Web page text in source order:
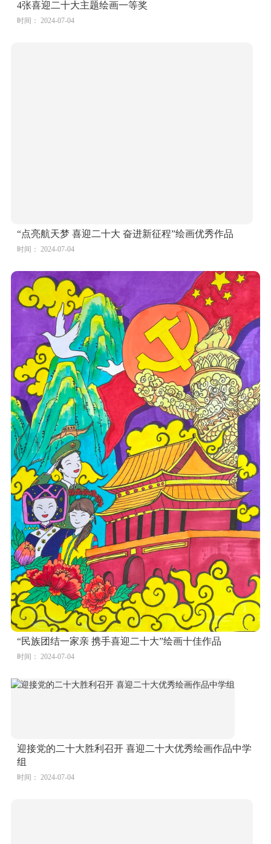
4张喜迎二十大主题绘画一等奖
时间： 2024-07-04
“点亮航天梦 喜迎二十大 奋进新征程”绘画优秀作品
时间： 2024-07-04
“民族团结一家亲 携手喜迎二十大”绘画十佳作品
时间： 2024-07-04
迎接党的二十大胜利召开 喜迎二十大优秀绘画作品中学
组
时间： 2024-07-04